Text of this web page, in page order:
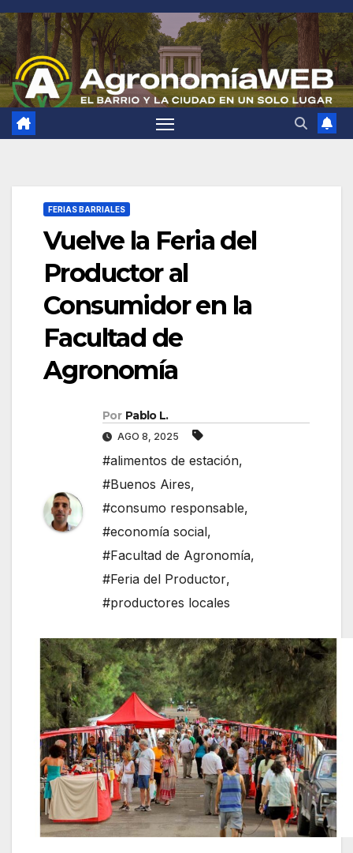
Saltar
al
contenido
FERIAS BARRIALES
Vuelve la Feria del
Productor al
Consumidor en la
Facultad de
Agronomía
Por Pablo L.
AGO 8, 2025
#alimentos de estación,
#Buenos Aires,
#consumo responsable,
#economía social,
#Facultad de Agronomía,
#Feria del Productor,
#productores locales